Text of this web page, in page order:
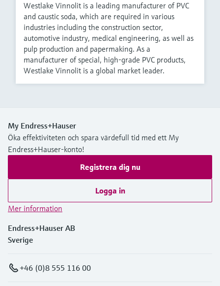
Westlake Vinnolit is a leading manufacturer of PVC
and caustic soda, which are required in various
industries including the construction sector,
automotive industry, medical engineering, as well as
pulp production and papermaking. As a
manufacturer of special, high-grade PVC products,
Westlake Vinnolit is a global market leader.
My Endress+Hauser
Öka effektiviteten och spara värdefull tid med ett My
Endress+Hauser-konto!
Registrera dig nu
Logga in
Mer information
Endress+Hauser AB
Sverige
+46 (0)8 555 116 00